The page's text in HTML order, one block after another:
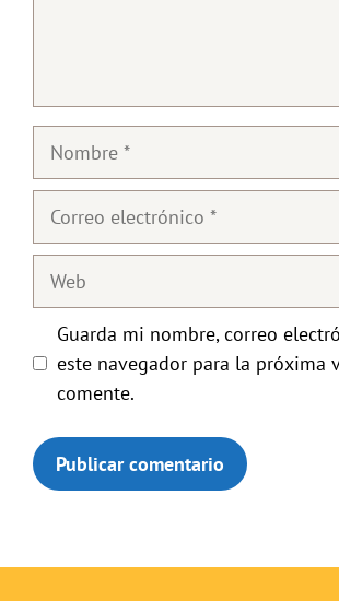
Nombre
Correo
Web
Guarda mi nombre, correo
este navegador para la próxima
comente.